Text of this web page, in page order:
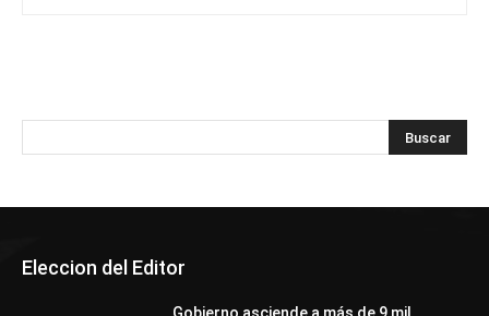
Eleccion del Editor
Gobierno asciende a más de 9 mil